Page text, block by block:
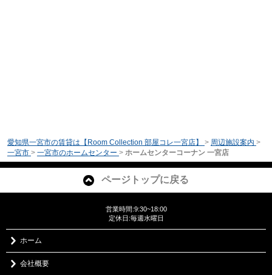
愛知県一宮市の賃貸は【Room Collection 部屋コレ一宮店】 > 周辺施設案内 >
一宮市 > 一宮市のホームセンター > ホームセンターコーナン 一宮店
ページトップに戻る
営業時間:9:30~18:00
定休日:毎週水曜日
ホーム
会社概要